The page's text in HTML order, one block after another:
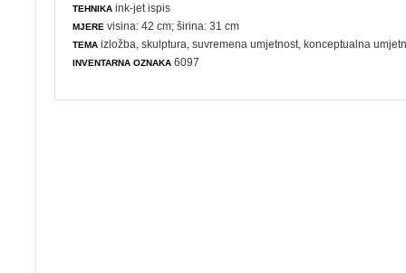
TEHNIKA ink-jet ispis
MJERE visina: 42 cm; širina: 31 cm
TEMA izložba ,skulptura ,suvremena umjetnost ,konceptualna
INVENTARNA OZNAKA 6097